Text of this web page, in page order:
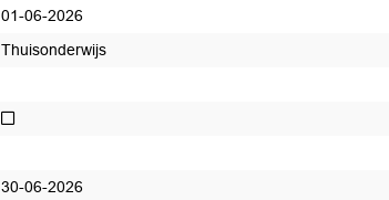
01-06-2026
Thuisonderwijs
Niet tussenbericht
30-06-2026